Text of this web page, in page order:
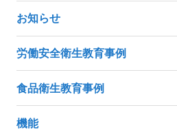
お知らせ
労働安全衛生教育事例
食品衛生教育事例
機能